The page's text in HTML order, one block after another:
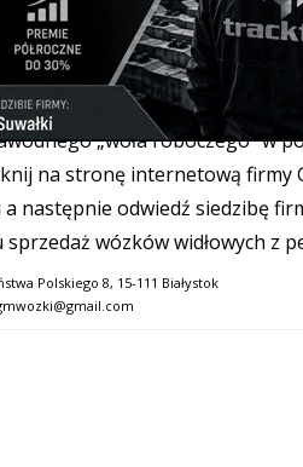
16-400 Suwałki
bhp@majstersuwalki.pl
Białystok - GM Wózki
„woła roboczego” w
na stronę internetową firmy
następnie odwiedź siedzibę
wózków widłowych z
Polskiego 8, 15-111 Białystok